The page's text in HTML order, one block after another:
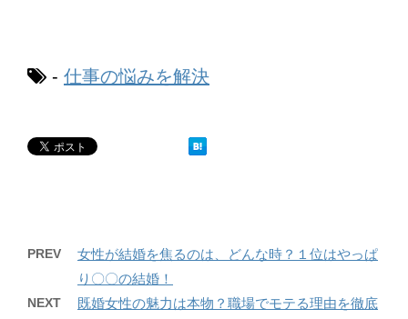
- 仕事の悩みを解決
PREV
女性が結婚を焦るのは、どんな時？１位はやっぱ
り〇〇の結婚！
NEXT
既婚女性の魅力は本物？職場でモテる理由を徹底